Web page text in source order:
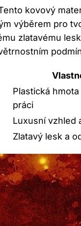
kovový
výběrem pro
zlatavému
Plastická
práci
Luxusní vzhled
Zlatavý lesk a